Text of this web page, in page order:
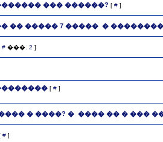
��� ������? [ # ]
�� ����� 7 ����� ­ � ��������
# ���. 2 ]
[ # ]
� ����? � ­ ���� �� � ���
# ]